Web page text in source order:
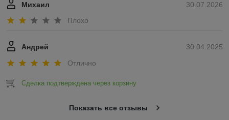
30.07.2026
Михаил
Плохо
30.04.2025
Андрей
Отлично
Сделка подтверждена через корзину
Показать все отзывы